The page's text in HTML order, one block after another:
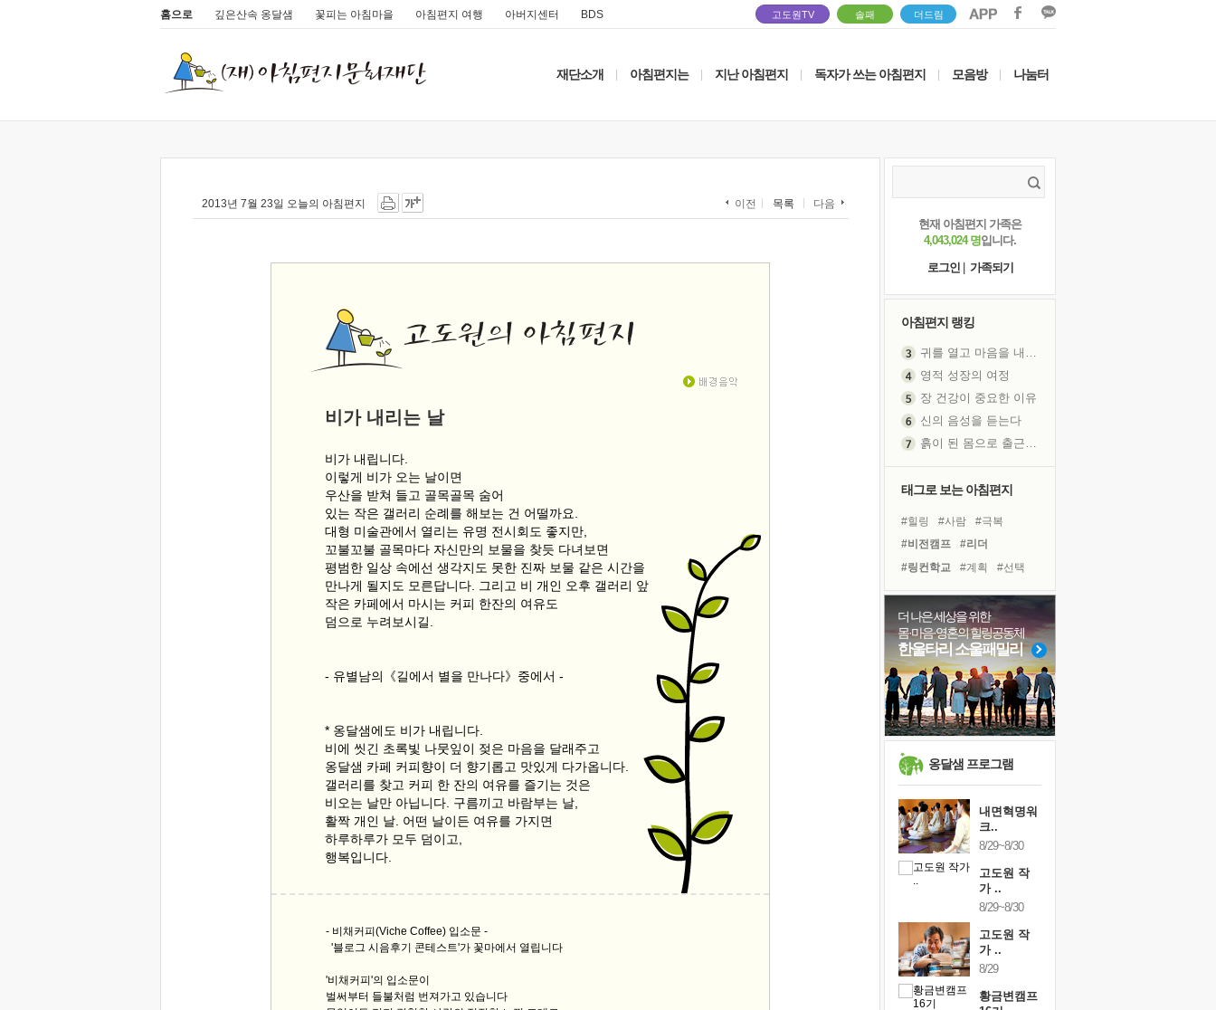
홈으로 깊은산속 옹달샘 꽃피는 아침마을 아침편지 여행 아버지센터 BDS 고도원TV 솔패 더드림
재단소개 아침편지는 지난 아침편지 독자가 쓰는 아침편지 모음방 나눔터
2013년 7월 23일 오늘의 아침편지 이전 목록 다음
비가 내리는 날
비가 내립니다.
이렇게 비가 오는 날이면
우산을 받쳐 들고 골목골목 숨어
있는 작은 갤러리 순례를 해보는 건 어떨까요.
대형 미술관에서 열리는 유명 전시회도 좋지만,
꼬불꼬불 골목마다 자신만의 보물을 찾듯 다녀보면
평범한 일상 속에선 생각지도 못한 진짜 보물 같은 시간을
만나게 될지도 모른답니다. 그리고 비 개인 오후 갤러리 앞
작은 카페에서 마시는 커피 한잔의 여유도
덤으로 누려보시길.
- 유별남의《길에서 별을 만나다》중에서 -
* 옹달샘에도 비가 내립니다.
비에 씻긴 초록빛 나뭇잎이 젖은 마음을 달래주고
옹달샘 카페 커피향이 더 향기롭고 맛있게 다가옵니다.
갤러리를 찾고 커피 한 잔의 여유를 즐기는 것은
비오는 날만 아닙니다. 구름끼고 바람부는 날,
활짝 개인 날. 어떤 날이든 여유를 가지면
하루하루가 모두 덤이고,
행복입니다.
- 비채커피(Viche Coffee) 입소문 -
'블로그 시음후기 콘테스트'가 꽃마에서 열립니다
'비채커피'의 입소문이
벌써부터 들불처럼 번져가고 있습니다
현재 아침편지 가족은
4,043,024 명입니다.
로그인
가족되기
아침편지 랭킹
귀를 열고 마음을 내어주고
영적 성장의 여정
장 건강이 중요한 이유
신의 음성을 듣는다
흙이 된 몸으로 출근하는 여자
졸업식 사진을 보며
극심한 변비, 어깨결림, 수면 장애
아픈 아버지를 위한 공간 설계
슬럼프
보고 싶은 어머니
유년 시절의 부산 영도 바다
못된 꼰대들
희망이란
'모른다'는 것
태그로 보는 아침편지
#힐링 #사람
#극복
#비전캠프
#리더
#링컨학교
#계획
#선택
#면역력
#독서캠프
#경험
#건강
#유튜브
#도움
#삶 #다짐
#독서
#명상
#친구
#아이들
#바이러스
더 나은 세상을 위한
몸·마음·영혼의 힐링공동체
한울타리 소울패밀리
옹달샘 프로그램
내면혁명워
크..
8/29~8/30
고도원 작
가 ..
8/29~8/30
고도원 작
가 ..
8/29
황금변캠프